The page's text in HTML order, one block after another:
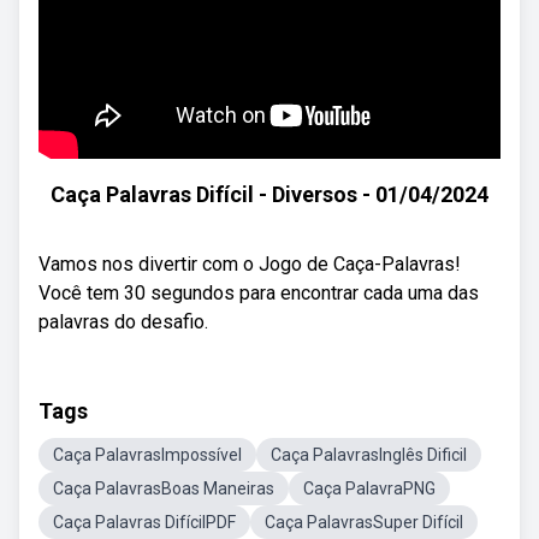
Caça Palavras Difícil - Diversos - 01/04/2024
Vamos nos divertir com o Jogo de Caça-Palavras!
Você tem 30 segundos para encontrar cada uma das
palavras do desafio.
Tags
Caça PalavrasImpossível
Caça PalavrasInglês Dificil
Caça PalavrasBoas Maneiras
Caça PalavraPNG
Caça Palavras DifícilPDF
Caça PalavrasSuper Difícil